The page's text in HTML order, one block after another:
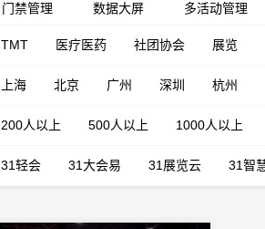
门禁管理
数据大屏 多活动管理
TMT 医疗医药 社团协会 展览
上海 北京 广州 深圳 杭州
200人以上 500人以上 1000人以上
31轻会 31大会易 31展览云 31智